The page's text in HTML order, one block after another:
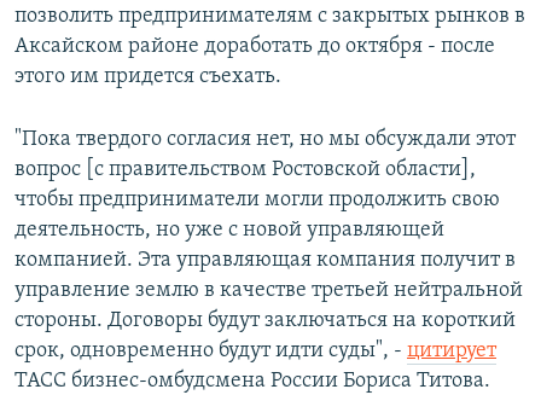
позволить предпринимателям с закрытых рынков в
Аксайском районе доработать до октября - после
этого им придется съехать.
"Пока твердого согласия нет, но мы обсуждали этот
вопрос [с правительством Ростовской области],
чтобы предприниматели могли продолжить свою
деятельность, но уже с новой управляющей
компанией. Эта управляющая компания получит в
управление землю в качестве третьей нейтральной
стороны. Договоры будут заключаться на короткий
срок, одновременно будут идти суды", - цитирует
ТАСС бизнес-омбудсмена России Бориса Титова.